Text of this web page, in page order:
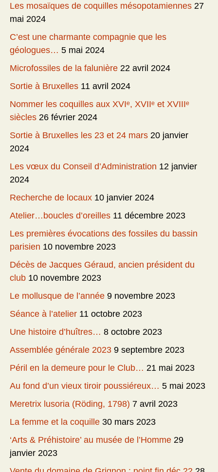
Les mosaïques de coquilles mésopotamiennes 27
mai 2024
C’est une charmante compagnie que les
géologues… 5 mai 2024
Microfossiles de la falunière 22 avril 2024
Sortie à Bruxelles 11 avril 2024
Nommer les coquilles aux XVIᵉ, XVIIᵉ et XVIIIᵉ
siècles 26 février 2024
Sortie à Bruxelles les 23 et 24 mars 20 janvier
2024
Les vœux du Conseil d’Administration 12 janvier
2024
Recherche de locaux 10 janvier 2024
Atelier…boucles d’oreilles 11 décembre 2023
Les premières évocations des fossiles du bassin
parisien 10 novembre 2023
Décès de Jacques Géraud, ancien président du
club 10 novembre 2023
Le mollusque de l’année 9 novembre 2023
Séance à l’atelier 11 octobre 2023
Une histoire d’huîtres… 8 octobre 2023
Assemblée générale 2023 9 septembre 2023
Péril en la demeure pour le Club… 21 mai 2023
Au fond d’un vieux tiroir poussiéreux… 5 mai 2023
Meretrix lusoria (Röding, 1798) 7 avril 2023
La femme et la coquille 30 mars 2023
‘Arts & Préhistoire’ au musée de l’Homme 29
janvier 2023